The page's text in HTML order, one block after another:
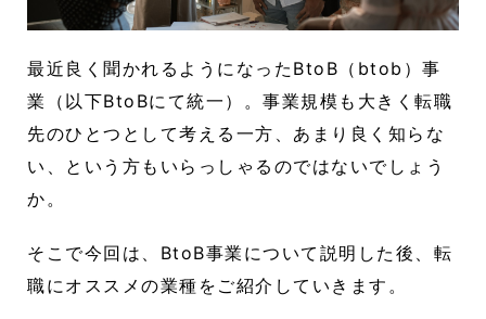
最近良く聞かれるようになったBtoB（btob）事
業（以下BtoBにて統一）。事業規模も大きく転職
先のひとつとして考える一方、あまり良く知らな
い、という方もいらっしゃるのではないでしょう
か。
そこで今回は、BtoB事業について説明した後、転
職にオススメの業種をご紹介していきます。